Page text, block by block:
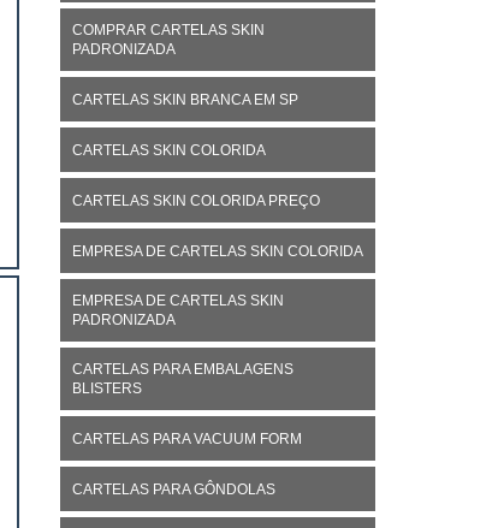
COMPRAR CARTELAS SKIN
PADRONIZADA
CARTELAS SKIN BRANCA EM SP
CARTELAS SKIN COLORIDA
CARTELAS SKIN COLORIDA PREÇO
EMPRESA DE CARTELAS SKIN COLORIDA
EMPRESA DE CARTELAS SKIN
PADRONIZADA
CARTELAS PARA EMBALAGENS
BLISTERS
CARTELAS PARA VACUUM FORM
CARTELAS PARA GÔNDOLAS